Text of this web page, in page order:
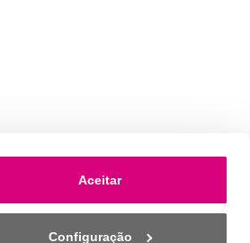
Aceitar
Configuração